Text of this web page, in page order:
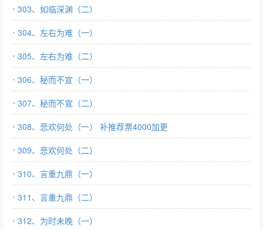
303、如临深渊（二）
304、左右为难（一）
305、左右为难（二）
306、秘而不宣（一）
307、秘而不宣（二）
308、悲欢何处（一） 补推荐票4000加更
309、悲欢何处（二）
310、言重九鼎（一）
311、言重九鼎（二）
312、为时未晚（一）